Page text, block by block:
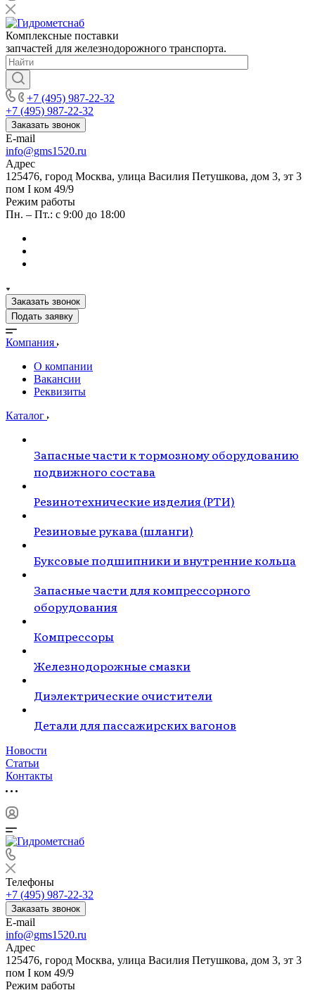
Комплексные поставки
запчастей для железнодорожного транспорта.
+7 (495) 987-22-32
+7 (495) 987-22-32
Заказать звонок
E-mail
info@gms1520.ru
Адрес
125476, город Москва, улица Василия Петушкова, дом 3, эт 3
пом I ком 49/9
Режим работы
Пн. – Пт.: с 9:00 до 18:00
Заказать звонок
Подать заявку
Компания
О компании
Вакансии
Реквизиты
Каталог
Запасные части к тормозному оборудованию
подвижного состава
Резинотехнические изделия (РТИ)
Резиновые рукава (шланги)
Буксовые подшипники и внутренние кольца
Запасные части для компрессорного
оборудования
Компрессоры
Железнодорожные смазки
Диэлектрические очистители
Детали для пассажирских вагонов
Новости
Статьи
Контакты
Телефоны
+7 (495) 987-22-32
Заказать звонок
E-mail
info@gms1520.ru
Адрес
125476, город Москва, улица Василия Петушкова, дом 3, эт 3
пом I ком 49/9
Режим работы